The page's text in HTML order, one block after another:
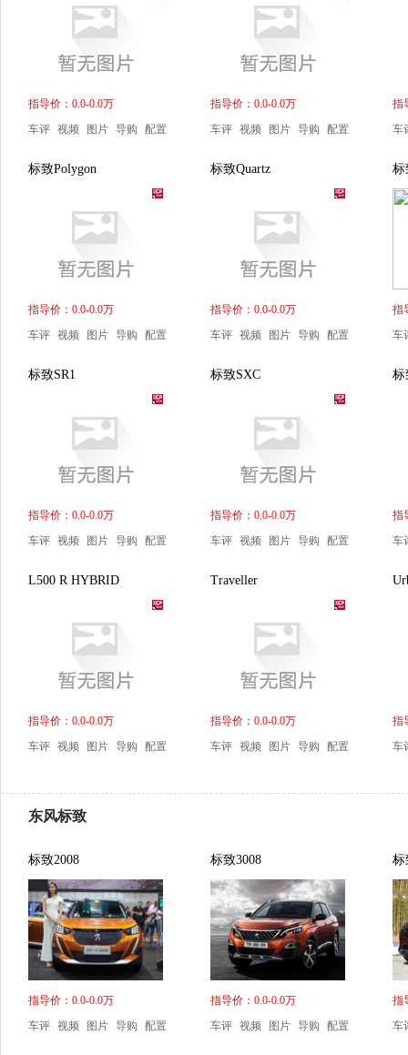
指导价：0.0-0.0万
车评 视频 图片 导购 配置
指导价：0.0-0.0万
车评 视频 图片 导购 配置
指
车
标致Polygon
指导价：0.0-0.0万
车评 视频 图片 导购 配置
标致Quartz
指导价：0.0-0.0万
车评 视频 图片 导购 配置
标
指
车
标致SR1
指导价：0.0-0.0万
车评 视频 图片 导购 配置
标致SXC
指导价：0.0-0.0万
车评 视频 图片 导购 配置
标
指
车
L500 R HYBRID
指导价：0.0-0.0万
车评 视频 图片 导购 配置
Traveller
指导价：0.0-0.0万
车评 视频 图片 导购 配置
指
车
东风标致
标致2008
指导价：0.0-0.0万
车评 视频 图片 导购 配置
标致3008
指导价：0.0-0.0万
车评 视频 图片 导购 配置
标
指
车